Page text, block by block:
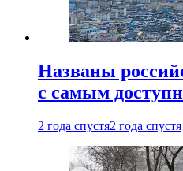
Названы
с самым
2 года спустя2 года спустя